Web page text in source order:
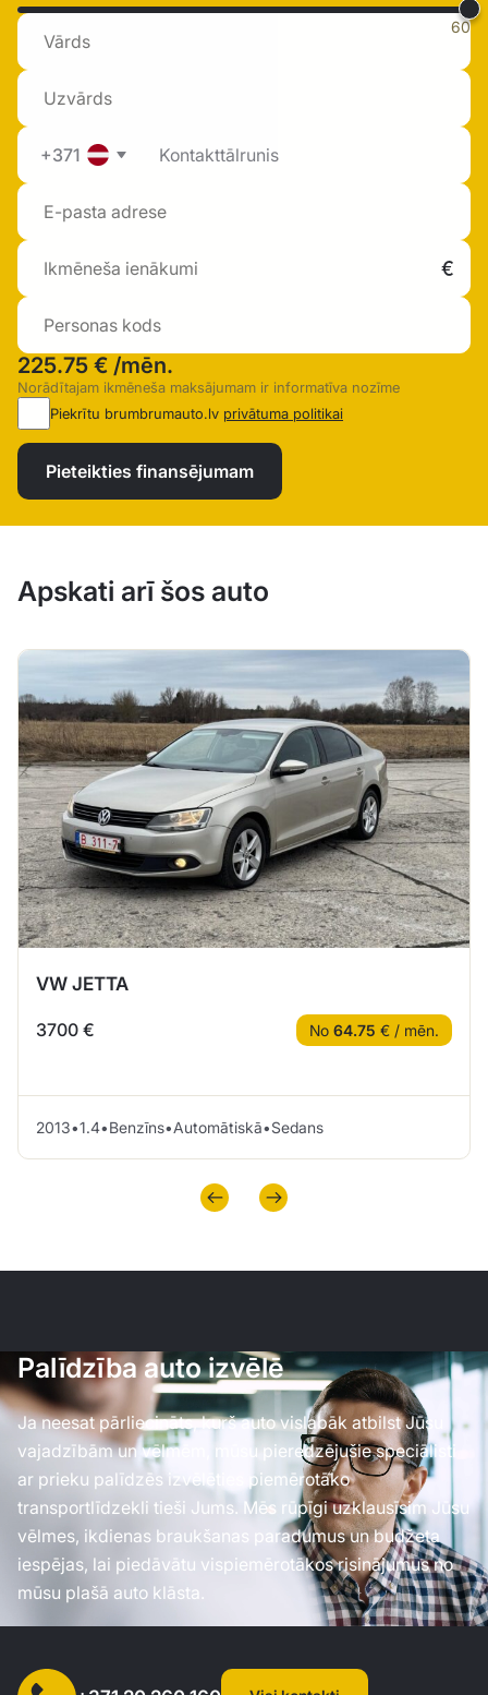
60
+371
225.75 € /mēn.
Norādītajam ikmēneša maksājumam ir informatīva nozīme
Piekrītu brumbrumauto.lv privātuma politikai
Pieteikties finansējumam
Apskati arī šos auto
VW JETTA
3700 € No 64.75 € / mēn.
2013•1.4•Benzīns•Automātiskā•Sedans
Palīdzība auto izvēlē
Ja neesat pārliecināts, kurš auto vislabāk atbilst Jūsu
vajadzībām un vēlmēm, mūsu pieredzējušie speciālisti
ar prieku palīdzēs izvēlēties piemērotāko
transportlīdzekli tieši Jums. Mēs rūpīgi uzklausīsim Jūsu
vēlmes, ikdienas braukšanas paradumus un budžeta
iespējas, lai piedāvātu vispiemērotākos risinājumus no
mūsu plašā auto klāsta.